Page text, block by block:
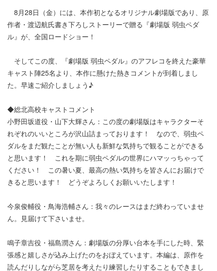
8月28日（金）には、本作初となるオリジナル劇場版であり、原
作者・渡辺航氏書き下ろしストーリーで贈る『劇場版 弱虫ペダ
ル』が、全国ロードショー！
そしてこの度、『劇場版 弱虫ペダル』のアフレコを終えた豪華
キャスト陣25名より、本作に懸けた熱きコメントが到着しまし
た。早速ご紹介しましょう♪
◆総北高校キャストコメント
小野田坂道役・山下大輝さん：この度の劇場版はキャラクターそ
れぞれのいいところが沢山詰まっております！ なので、弱虫ペ
ダルをまだ観たことが無い人も新鮮な気持ちで観ることができる
と思います！ これを期に弱虫ペダルの世界にハマッっちゃって
ください！ この暑い夏、最高の熱い気持ちを皆さんにお届けで
きると思います！ どうぞよろしくお願いいたします！
今泉俊輔役・鳥海浩輔さん：我々のレースはまだ終わっていませ
ん。見届けて下さいませ。
鳴子章吉役・福島潤さん：劇場版の分厚い台本を手にした時、緊
張感と嬉しさが込み上げたのをおぼえています。本編は、原作を
読んだりしながら芝居を考えたり練習したりすることもできまし